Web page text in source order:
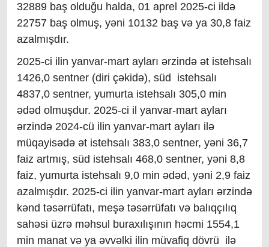
32889 baş olduğu halda, 01 aprel 2025-ci ildə
22757 baş olmuş, yəni 10132 baş və ya 30,8 faiz
azalmışdır.
2025-ci ilin yanvar-mart ayları ərzində ət istehsalı
1426,0 sentner (diri çəkidə), süd istehsalı
4837,0 sentner, yumurta istehsalı 305,0 min
ədəd olmuşdur. 2025-ci il yanvar-mart ayları
ərzində 2024-cü ilin yanvar-mart ayları ilə
müqayisədə ət istehsalı 383,0 sentner, yəni 36,7
faiz artmış, süd istehsalı 468,0 sentner, yəni 8,8
faiz, yumurta istehsalı 9,0 min ədəd, yəni 2,9 faiz
azalmışdır. 2025-ci ilin yanvar-mart ayları ərzində
kənd təsərrüfatı, meşə təsərrüfatı və balıqçılıq
sahəsi üzrə məhsul buraxılışının həcmi 1554,1
min manat və ya əvvəlki ilin müvafiq dövrü ilə